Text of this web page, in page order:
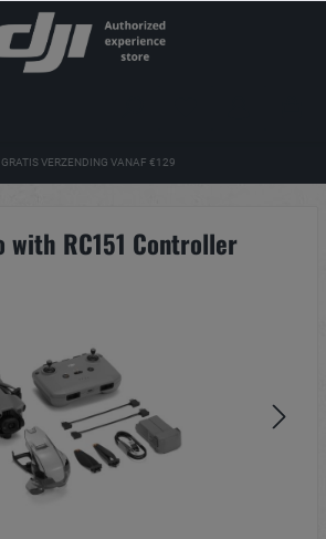
GRATIS VERZENDING VANAF €129
with RC151 Controller